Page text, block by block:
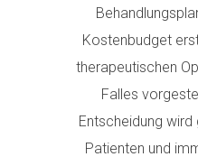
Kostenbudget
therapeutischen
Falles
Entscheidung
Patienten und